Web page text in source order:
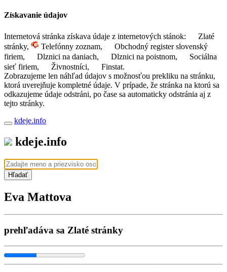
Získavanie údajov
Internetová stránka získava údaje z internetových stánok:
Zlaté
stránky,
Telefónny zoznam,
Obchodný register slovenský
firiem,
Dlznici na daniach, Dlznici na poistnom,
Sociálna
sieť firiem,
Živnostníci,
Finstat.
Zobrazujeme len náhľad údajov s možnosťou prekliku na stránku,
ktorá uverejňuje kompletné údaje. V prípade, že stránka na ktorú sa
odkazujeme údaje odstráni, po čase sa automaticky odstránia aj z
tejto stránky.
kdeje.info
kdeje.info
Hľadať
Eva Mattova
prehľadáva sa Zlaté stránky